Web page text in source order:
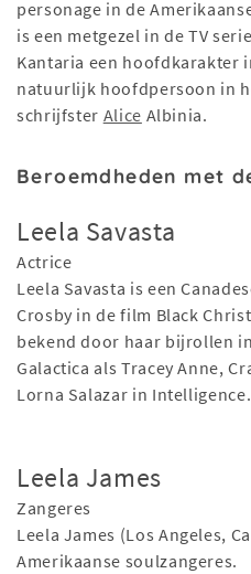
personage in de
is een metgezel in de TV
Kantaria een hoofdkarakter
natuurlijk hoofdpersoon in
schrijfster Alice Albinia.
Beroemdheden met
Leela Savasta
Actrice
Leela Savasta is een
Crosby in de film Black
bekend door haar bijrollen
Galactica als Tracey Anne,
Lorna Salazar in Intelligence.
Leela James
Zangeres
Leela James (Los Angeles,
Amerikaanse soulzangeres.